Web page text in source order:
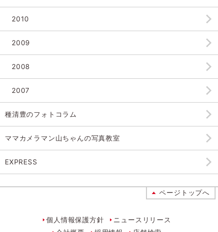
2010
2009
2008
2007
種清豊のフォトコラム
ママカメラマン山ちゃんの写真教室
EXPRESS
ページトップへ
個人情報保護方針
ニュースリリース